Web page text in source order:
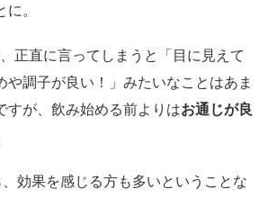
。
正直に言ってしまうと「目に見えて
や調子が良い！」みたいなことはあま
すが、飲み始める前よりはお通じが良
効果を感じる方も多いということな